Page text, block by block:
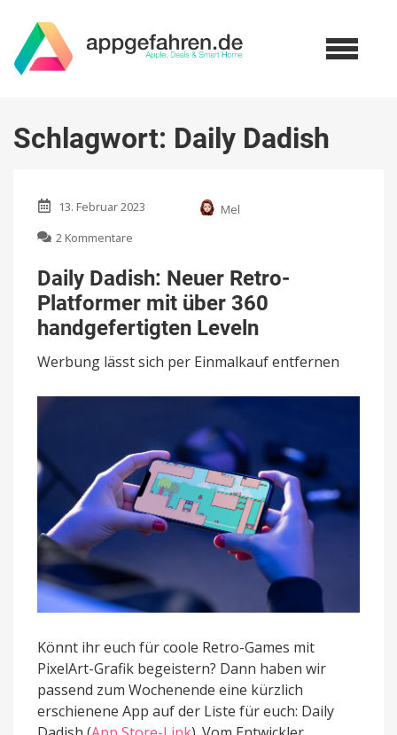
Schlagwort: Daily Dadish
13. Februar 2023
Mel
2 Kommentare
Dadish:
Neuer
Retro-
Platformer
mit
über
360
Daily Dadish: Neuer Retro-
Platformer mit über 360
handgefertigten Leveln
Werbung lässt sich per Einmalkauf entfernen
Könnt ihr euch für coole Retro-Games mit
PixelArt-Grafik begeistern? Dann haben wir
passend zum Wochenende eine kürzlich
erschienene App auf der Liste für euch: Daily